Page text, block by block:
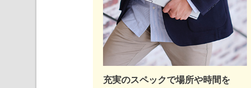
充実のスペックで場所や時間を